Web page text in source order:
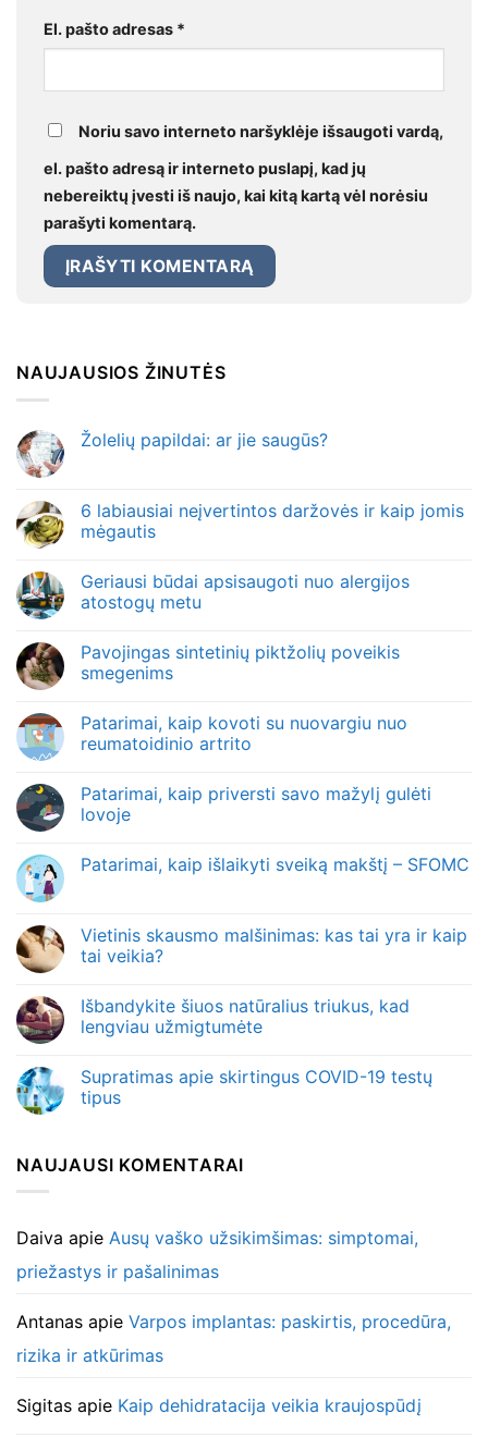
El. pašto adresas *
Noriu savo interneto naršyklėje išsaugoti vardą,
el. pašto adresą ir interneto puslapį, kad jų
nebereiktų įvesti iš naujo, kai kitą kartą vėl norėsiu
parašyti komentarą.
NAUJAUSIOS ŽINUTĖS
Žolelių papildai: ar jie saugūs?
6 labiausiai neįvertintos daržovės ir kaip jomis
mėgautis
Geriausi būdai apsisaugoti nuo alergijos
atostogų metu
Pavojingas sintetinių piktžolių poveikis
smegenims
Patarimai, kaip kovoti su nuovargiu nuo
reumatoidinio artrito
Patarimai, kaip priversti savo mažylį gulėti
lovoje
Patarimai, kaip išlaikyti sveiką makštį – SFOMC
Vietinis skausmo malšinimas: kas tai yra ir kaip
tai veikia?
Išbandykite šiuos natūralius triukus, kad
lengviau užmigtumėte
Supratimas apie skirtingus COVID-19 testų
tipus
NAUJAUSI KOMENTARAI
Daiva apie Ausų vaško užsikimšimas: simptomai,
priežastys ir pašalinimas
Antanas apie Varpos implantas: paskirtis, procedūra,
rizika ir atkūrimas
Sigitas apie Kaip dehidratacija veikia kraujospūdį